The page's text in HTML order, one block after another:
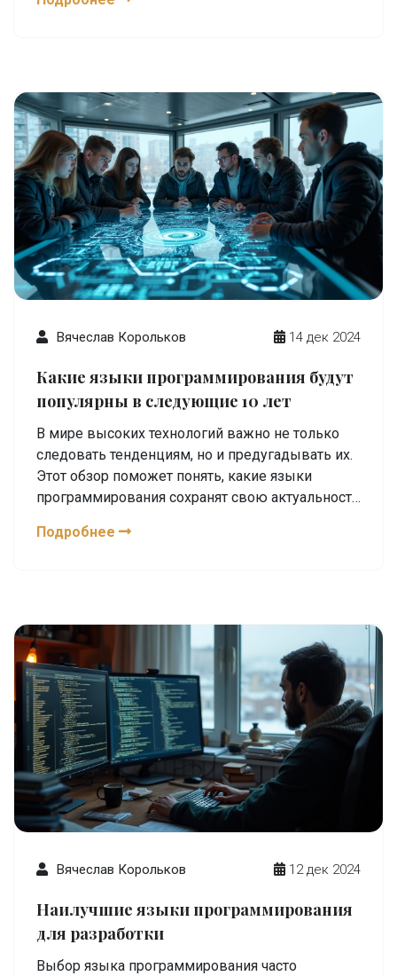
правильного языка программирования до
освещены популярные языки
программирования, тенденции в разработке
веб-сайтов и советы для начинающих кодеров.
Узнайте, как различные технологии помогают
улучшать пользовательский опыт и как
специалисты обеспечивают безопасность
созданных веб-сайтов.
Вячеслав Корольков 14 дек 2024
Какие языки программирования будут
популярны в следующие 10 лет
В мире высоких технологий важно не только
следовать тенденциям, но и предугадывать их.
Этот обзор поможет понять, какие языки
программирования сохранят свою актуальность
особенности, которые делают языки
изменяющиеся потребности. Ожидаемые
изменения в технологическом ландшафте и то,
как они повлияют на популярность языков
программирования, также будут освещены в
этой статье.
Подробнее
Вячеслав Корольков 12 дек 2024
Наилучшие языки программирования
для разработки
Выбор языка программирования часто